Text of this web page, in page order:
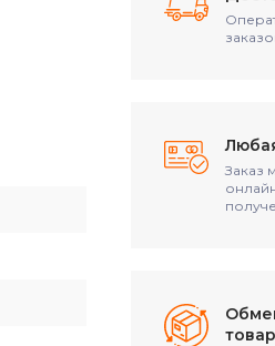
Заказ